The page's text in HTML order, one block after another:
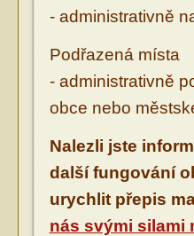
- administrativně
Podřazená místa
- administrativně
obce nebo
Nalezli jste
další fungování
urychlit přepis
nás svými silami